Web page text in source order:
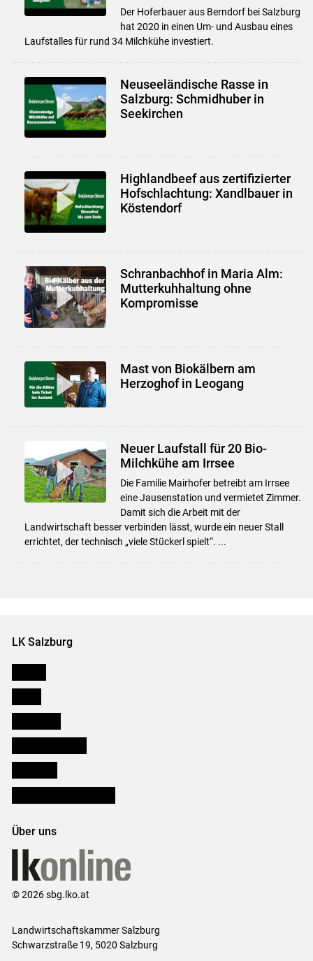
Der Hoferbauer aus Berndorf bei Salzburg
hat 2020 in einen Um- und Ausbau eines
Laufstalles für rund 34 Milchkühe investiert.
Neuseeländische Rasse in
Salzburg: Schmidhuber in
Seekirchen
Highlandbeef aus zertifizierter
Hofschlachtung: Xandlbauer in
Köstendorf
Schranbachhof in Maria Alm:
Mutterkuhhaltung ohne
Kompromisse
Mast von Biokälbern am
Herzoghof in Leogang
Neuer Laufstall für 20 Bio-
Milchkühe am Irrsee
Die Familie Mairhofer betreibt am Irrsee
eine Jausenstation und vermietet Zimmer.
Damit sich die Arbeit mit der
Landwirtschaft besser verbinden lässt, wurde ein neuer Stall
errichtet, der technisch „viele Stückerl spielt“. ...
LK Salzburg
Über uns
© 2026 sbg.lko.at
Landwirtschaftskammer Salzburg
Schwarzstraße 19, 5020 Salzburg